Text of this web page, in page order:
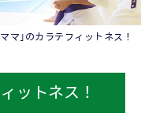
マ｣のカラテフィットネス！
ットネス！